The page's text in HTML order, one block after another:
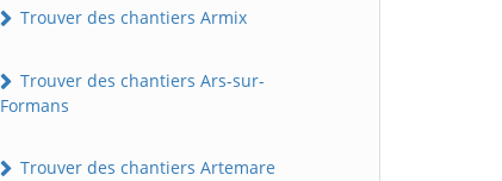
Trouver des chantiers Armix
Trouver des chantiers Ars-sur-
Formans
Trouver des chantiers Artemare